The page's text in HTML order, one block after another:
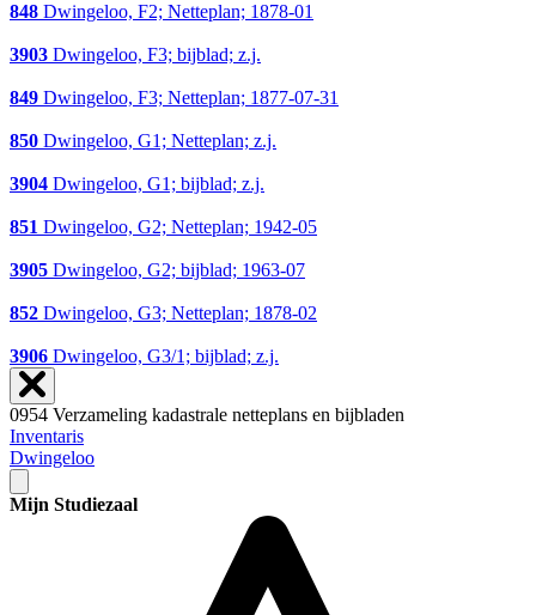
848 Dwingeloo, F2; Netteplan; 1878-01
3903 Dwingeloo, F3; bijblad; z.j.
849 Dwingeloo, F3; Netteplan; 1877-07-31
850 Dwingeloo, G1; Netteplan; z.j.
3904 Dwingeloo, G1; bijblad; z.j.
851 Dwingeloo, G2; Netteplan; 1942-05
3905 Dwingeloo, G2; bijblad; 1963-07
852 Dwingeloo, G3; Netteplan; 1878-02
3906 Dwingeloo, G3/1; bijblad; z.j.
0954 Verzameling kadastrale netteplans en bijbladen
Inventaris
Dwingeloo
Mijn Studiezaal